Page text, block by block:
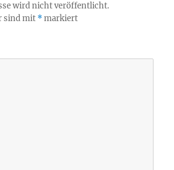
wird nicht veröffentlicht.
sind mit *markiert